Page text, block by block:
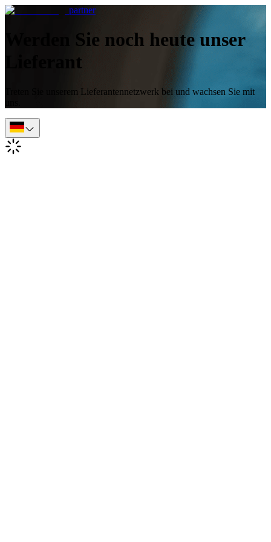
partner
Werden Sie noch heute unser
Lieferant
Treten Sie unserem Lieferantennetzwerk bei und wachsen Sie mit